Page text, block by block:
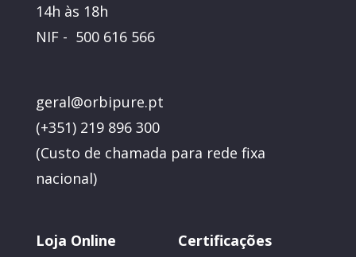
14h às 18h
NIF - 500 616 566
geral@orbipure.pt
(+351) 219 896 300
(Custo de chamada para rede fixa
nacional)
Loja Online Certificações